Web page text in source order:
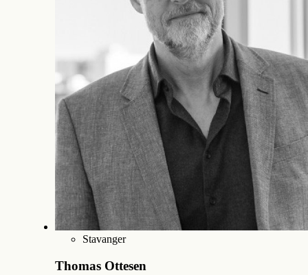
Stavanger
Thomas Ottesen